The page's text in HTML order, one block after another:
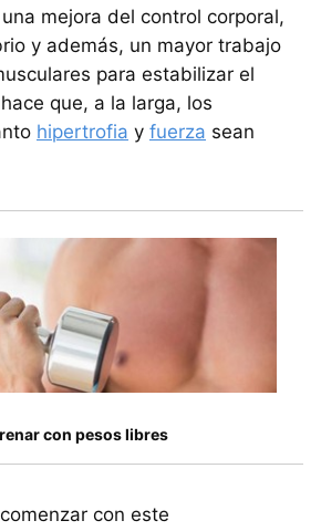
mejora del control corporal,
y además, un mayor trabajo
para estabilizar el
que, a la larga, los
hipertrofia y fuerza sean
con pesos libres
con este